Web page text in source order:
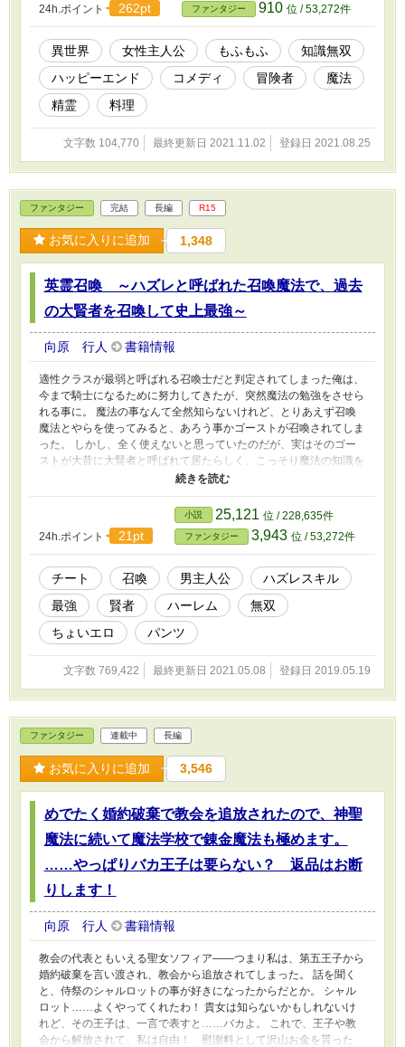
に通いながら、辺境に飛ばされた後のスローライフの練習をしてい
たんだけど……自由なスローライフが楽し過ぎるっ！ ※第○話：主
人公視点 挿話○：タイトルに書かれたキャラの視点 となりま
す。
24h.ポイント 262pt ファンタジー 910 位 / 53,272件
異世界 女性主人公 もふもふ
知識無双
ハッピーエンド
コメディ 冒険者
魔法
精霊
料理
文字数 104,770 最終更新日 2021.11.02 登録日 2021.08.25
ファンタジー 完結 長編 R15
お気に入りに追加 1,348
英霊召喚 ～ハズレと呼ばれた召喚魔法で、過去
の大賢者を召喚して史上最強～
向原 行人 書籍情報
適性クラスが最弱と呼ばれる召喚士だと判定されてしまった俺は、
今まで騎士になるために努力してきたが、突然魔法の勉強をさせら
れる事に。 魔法の事なんて全然知らないけれど、とりあえず召喚
魔法とやらを使ってみると、あろう事かゴーストが召喚されてしま
った。 しかし、全く使えないと思っていたのだが、実はそのゴー
ストが大昔に大賢者と呼ばれて居たらしく、こっそり魔法の知識を
授けてくれる。 ……って、ちょっと待った。やけに強力過ぎ
る……って、これ魔導書で紹介されてるロスト・マジックじゃねー
24h.ポイント 21pt
小説 25,121 位 / 228,635件
ファンタジー 3,943 位 / 53,272件
チート 召喚 男主人公
ハズレスキル
最強
賢者 ハーレム
無双
ちょいエロ
パンツ
文字数 769,422 最終更新日 2021.05.08 登録日 2019.05.19
ファンタジー 連載中 長編
お気に入りに追加 3,546
めでたく婚約破棄で教会を追放されたので、神聖
魔法に続いて魔法学校で錬金魔法も極めます。
……やっぱりバカ王子は要らない？ 返品はお断
りします！
向原 行人 書籍情報
教会の代表ともいえる聖女ソフィア――つまり私は、第五王子から
婚約破棄を言い渡され、教会から追放されてしまった。 話を聞く
と、侍祭のシャルロットの事が好きになったからだとか。 シャル
ロット……よくやってくれたわ！ 貴女は知らないかもしれないけ
れど、その王子は、一言で表すと……バカよ。 これで、王子や教
会から解放されて、私は自由！ 慰謝料として沢山お金を貰った